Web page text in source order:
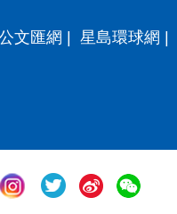
文匯網 | 星島環球網 |